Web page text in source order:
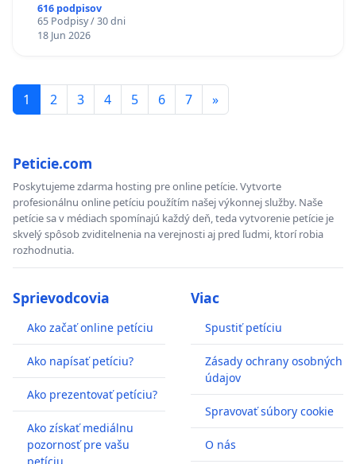
616 podpisov
65 Podpisy / 30 dni
18 Jun 2026
1 2 3 4 5 6 7 »
Peticie.com
Poskytujeme zdarma hosting pre online petície. Vytvorte
profesionálnu online petíciu použítím našej výkonnej služby. Naše
petície sa v médiach spomínajú každý deň, teda vytvorenie petície je
skvelý spôsob zviditelnenia na verejnosti aj pred ľudmi, ktorí robia
rozhodnutia.
Sprievodcovia
Ako začať online petíciu
Ako napísať petíciu?
Ako prezentovať petíciu?
Ako získať mediálnu
pozornosť pre vašu
Viac
Spustiť petíciu
Zásady ochrany osobných
údajov
Spravovať súbory cookie
O nás